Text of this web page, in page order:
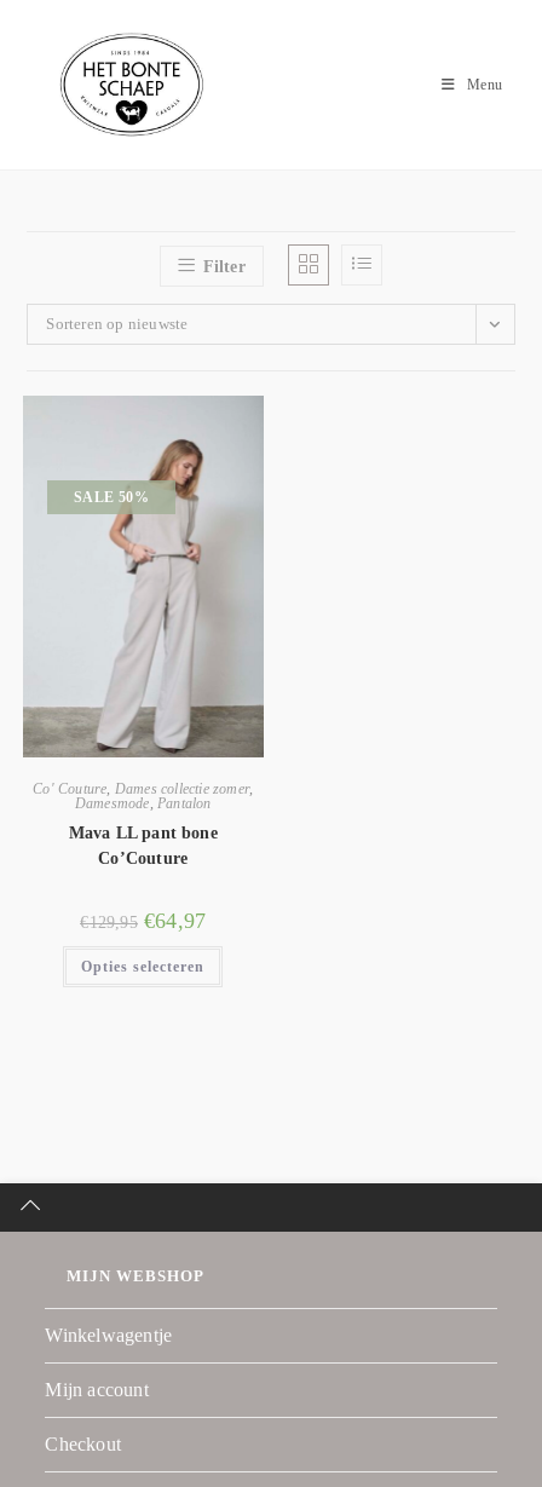
Menu
Filter
Sorteren op nieuwste
SALE 50%
Co' Couture Dames collectie zomer,
Damesmode Pantalon
Mava LL pant bone
Co’Couture
€129,95 €64,97
Opties selecteren
MIJN WEBSHOP
Winkelwagentje
Mijn account
Checkout